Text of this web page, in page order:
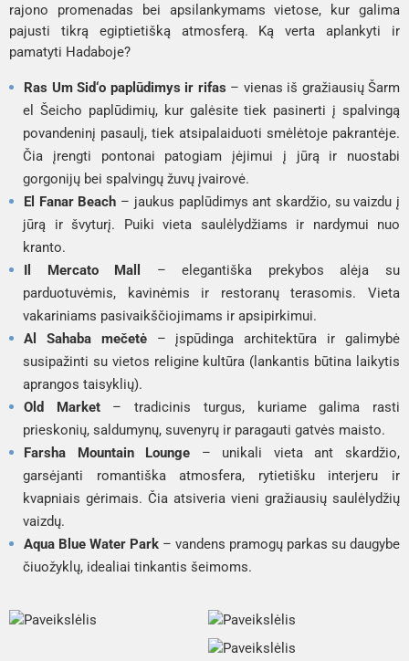
rajono promenadas bei apsilankymams vietose, kur galima
pajusti tikrą egiptietišką atmosferą. Ką verta aplankyti ir
pamatyti Hadaboje?
Ras Um Sid‘o paplūdimys ir rifas – vienas iš gražiausių Šarm
el Šeicho paplūdimių, kur galėsite tiek pasinerti į spalvingą
povandeninį pasaulį, tiek atsipalaiduoti smėlėtoje pakrantėje.
Čia įrengti pontonai patogiam įėjimui į jūrą ir nuostabi
gorgonijų bei spalvingų žuvų įvairovė.
El Fanar Beach – jaukus paplūdimys ant skardžio, su vaizdu į
jūrą ir švyturį. Puiki vieta saulėlydžiams ir nardymui nuo
kranto.
Il Mercato Mall
– elegantiška prekybos alėja su
parduotuvėmis, kavinėmis ir restoranų terasomis. Vieta
vakariniams pasivaikščiojimams ir apsipirkimui.
Al Sahaba mečetė– įspūdinga architektūra ir galimybė
susipažinti su vietos religine kultūra (lankantis būtina laikytis
aprangos taisyklių).
Old Market– tradicinis turgus, kuriame galima rasti
prieskonių, saldumynų, suvenyrų ir paragauti gatvės maisto.
Farsha Mountain Lounge – unikali vieta ant skardžio,
garsėjanti romantiška atmosfera, rytietišku interjeru ir
kvapniais gėrimais. Čia atsiveria vieni gražiausių saulėlydžių
vaizdų.
Aqua Blue Water Park – vandens pramogų parkas su daugybe
čiuožyklų, idealiai tinkantis šeimoms.